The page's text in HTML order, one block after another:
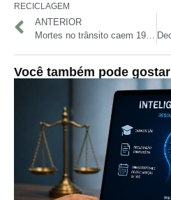
RECICLAGEM
ANTERIOR
Você também pode gostar